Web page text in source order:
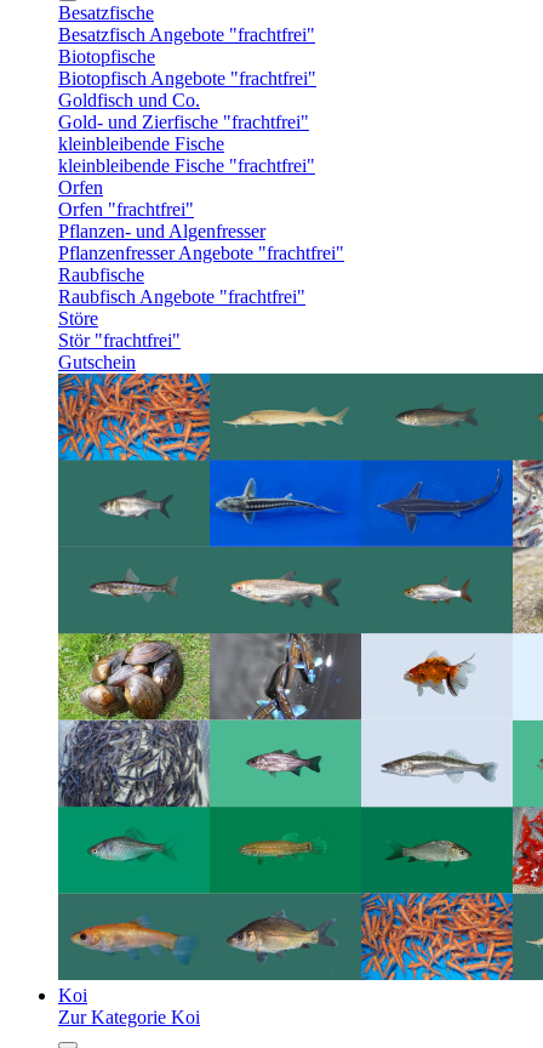
Besatzfische
Besatzfisch Angebote "frachtfrei"
Biotopfische
Biotopfisch Angebote "frachtfrei"
Goldfisch und Co.
Gold- und Zierfische "frachtfrei"
kleinbleibende Fische
kleinbleibende Fische "frachtfrei"
Orfen
Orfen "frachtfrei"
Pflanzen- und Algenfresser
Pflanzenfresser Angebote "frachtfrei"
Raubfische
Raubfisch Angebote "frachtfrei"
Störe
Stör "frachtfrei"
Gutschein
Koi
Zur Kategorie Koi